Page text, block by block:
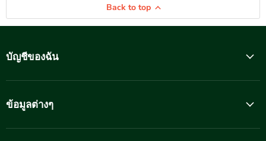
Back to top
บัญชีของฉัน
ข้อมูลต่างๆ